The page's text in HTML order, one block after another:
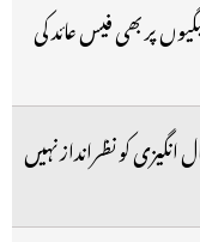
پر بھی فیس عائد کی
انگیزی کو نظرانداز نہیں